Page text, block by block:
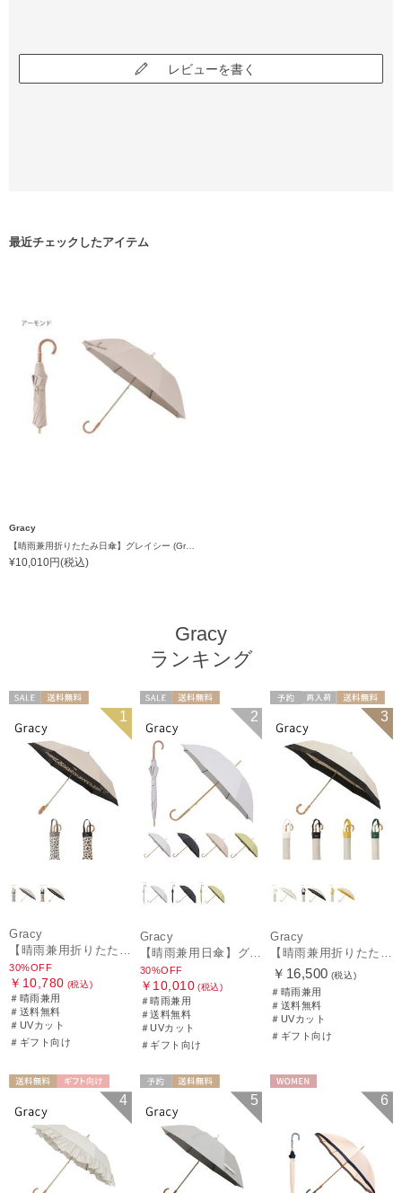
レビューを書く
最近チェックしたアイテム
Gracy
【晴雨兼用折りたたみ日傘】グレイシー (Gracy) Studs 一級遮光99.99% 遮熱 UV99％ 簡単開閉
¥10,010円(税込)
Gracy
ランキング
ギフト向け
1
Gracy
【晴雨兼用折りたたみ日傘】グレイシー (Gracy) Leopard Back Print 一級遮光99.99% 遮熱 UV99％ 簡単開閉
30%OFF
￥10,780 (税込)
＃晴雨兼用
＃送料無料
＃UVカット
＃ギフト向け
ギフト向け
2
Gracy
【晴雨兼用日傘】グレイシー (Gracy) Studs 一級遮光99.99% 遮熱 UV99％
30%OFF
￥10,010 (税込)
＃晴雨兼用
＃送料無料
＃UVカット
＃ギフト向け
送料無料
ギフト向け
3
Gracy
【晴雨兼用折りたたみ日傘】グレイシー (Gracy) Natural bicolor 遮光99% 遮熱 UV99％ 簡単開閉
￥16,500 (税込)
＃晴雨兼用
＃送料無料
＃UVカット
＃ギフト向け
ギフト向け
WOMEN
4
WOMEN
5 6